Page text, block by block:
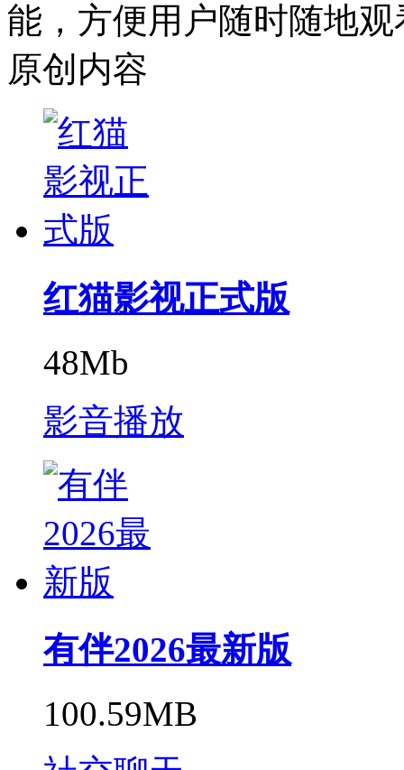
能，方便用户随时随地
原创内容
红猫影视正式版
48Mb
影音播放
有伴2026最新版
100.59MB